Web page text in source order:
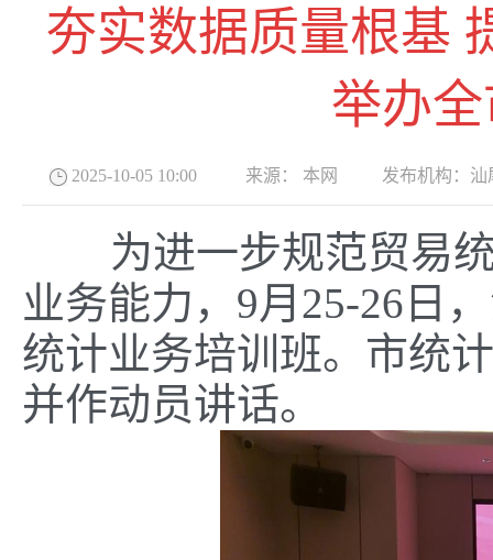
夯实数据质量根基
举办
2025-10-05 10:00 来源： 本网 发布机构： 汕
为进一步规范贸易统
业务能力，9月25-26日
统计业务培训班。市统
并作动员讲话。